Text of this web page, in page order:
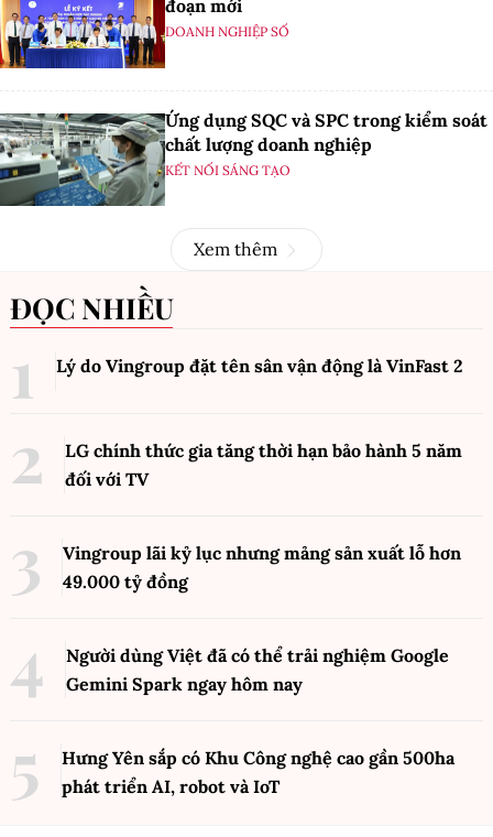
đoạn mới
DOANH NGHIỆP SỐ
Ứng dụng SQC và SPC trong kiểm soát
chất lượng doanh nghiệp
KẾT NỐI SÁNG TẠO
Xem thêm
ĐỌC NHIỀU
Lý do Vingroup đặt tên sân vận động là VinFast 2
LG chính thức gia tăng thời hạn bảo hành 5 năm
đối với TV
Vingroup lãi kỷ lục nhưng mảng sản xuất lỗ hơn
49.000 tỷ đồng
Người dùng Việt đã có thể trải nghiệm Google
Gemini Spark ngay hôm nay
Hưng Yên sắp có Khu Công nghệ cao gần 500ha
phát triển AI, robot và IoT